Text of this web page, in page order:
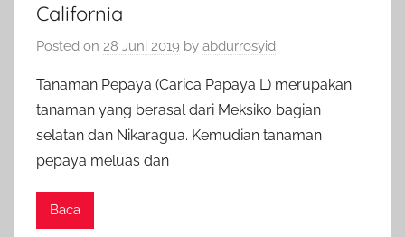
California
Posted on 28 Juni 2019 by abdurrosyid
Tanaman Pepaya (Carica Papaya L) merupakan
tanaman yang berasal dari Meksiko bagian
selatan dan Nikaragua. Kemudian tanaman
pepaya meluas dan
Baca